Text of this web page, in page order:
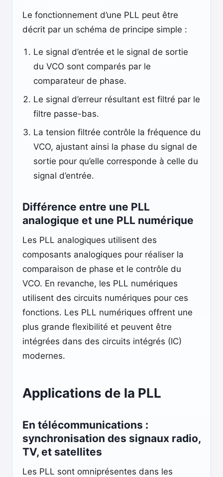
Le fonctionnement d’une PLL peut être
décrit par un schéma de principe simple :
Le signal d’entrée et le signal de sortie
du VCO sont comparés par le
comparateur de phase.
Le signal d’erreur résultant est filtré par le
filtre passe-bas.
La tension filtrée contrôle la fréquence du
VCO, ajustant ainsi la phase du signal de
sortie pour qu’elle corresponde à celle du
signal d’entrée.
Différence entre une PLL
analogique et une PLL numérique
Les PLL analogiques utilisent des
composants analogiques pour réaliser la
comparaison de phase et le contrôle du
VCO. En revanche, les PLL numériques
utilisent des circuits numériques pour ces
fonctions. Les PLL numériques offrent une
plus grande flexibilité et peuvent être
intégrées dans des circuits intégrés (IC)
modernes.
Applications de la PLL
En télécommunications :
synchronisation des signaux radio,
TV, et satellites
Les PLL sont omniprésentes dans les